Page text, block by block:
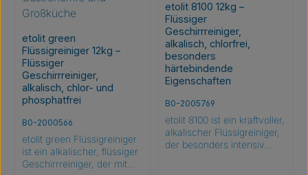
etolit green
Flüssigreiniger 12kg –
Flüssiger
Geschirrreiniger,
alkalisch, chlor- und
phosphatfrei
B0-2000566
etolit green Flüssigreiniger
ist ein alkalischer, flüssiger
Geschirrreiniger, der mit
etolit 8100 12kg –
Flüssiger
Geschirrreiniger,
alkalisch, chlorfrei,
besonders
härtebindende
Eigenschaften
B0-2005769
etolit 8100 ist ein kraftvoller,
alkalischer Flüssigreiniger,
der besonders intensiv